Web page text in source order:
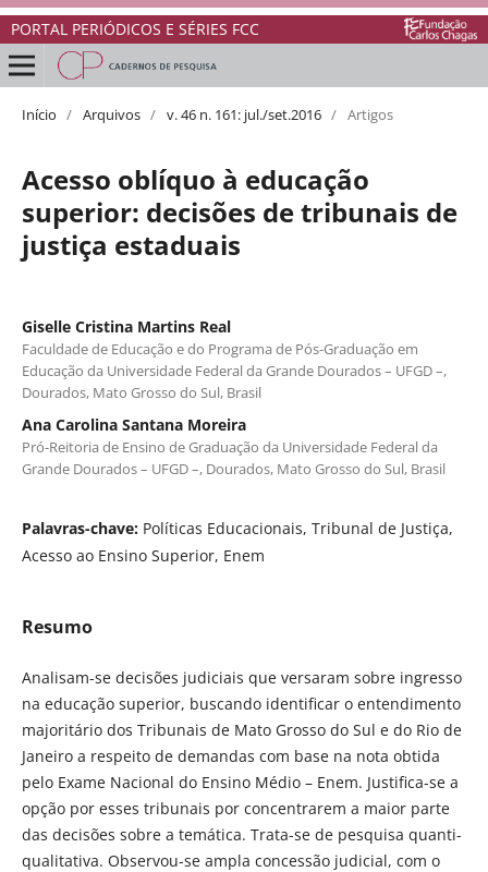
PORTAL PERIÓDICOS E SÉRIES FCC
Início / Arquivos / v. 46 n. 161: jul./set.2016 / Artigos
Acesso oblíquo à educação
superior: decisões de tribunais de
justiça estaduais
Giselle Cristina Martins Real
Faculdade de Educação e do Programa de Pós-Graduação em
Educação da Universidade Federal da Grande Dourados – UFGD –,
Dourados, Mato Grosso do Sul, Brasil
Ana Carolina Santana Moreira
Pró-Reitoria de Ensino de Graduação da Universidade Federal da
Grande Dourados – UFGD –, Dourados, Mato Grosso do Sul, Brasil
Palavras-chave: Políticas Educacionais, Tribunal de Justiça,
Acesso ao Ensino Superior, Enem
Resumo
Analisam-se decisões judiciais que versaram sobre ingresso
na educação superior, buscando identificar o entendimento
majoritário dos Tribunais de Mato Grosso do Sul e do Rio de
Janeiro a respeito de demandas com base na nota obtida
pelo Exame Nacional do Ensino Médio – Enem. Justifica-se a
opção por esses tribunais por concentrarem a maior parte
das decisões sobre a temática. Trata-se de pesquisa quanti-
qualitativa. Observou-se ampla concessão judicial, com o